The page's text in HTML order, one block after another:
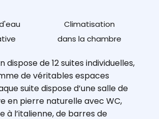
Climatisation
dans la chambre
dispose de 12 suites individuelles,
de véritables espaces
suite dispose d’une salle de
en pierre naturelle avec WC,
à l’italienne, de barres de